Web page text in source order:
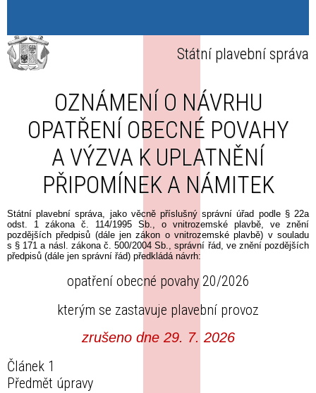
Státní plavební správa
OZNÁMENÍ O NÁVRHU
OPATŘENÍ OBECNÉ POVAHY
A VÝZVA K UPLATNĚNÍ
PŘIPOMÍNEK A NÁMITEK
Státní plavební správa, jako věcně příslušný správní úřad podle § 22a
odst. 1 zákona č. 114/1995 Sb., o vnitrozemské plavbě, ve znění
pozdějších předpisů (dále jen zákon o vnitrozemské plavbě) v souladu
s § 171 a násl. zákona č. 500/2004 Sb., správní řád, ve znění pozdějších
předpisů (dále jen správní řád) předkládá návrh:
opatření obecné povahy 20/2026
kterým se zastavuje plavební provoz
zrušeno dne 29. 7. 2026
Článek 1
Předmět úpravy